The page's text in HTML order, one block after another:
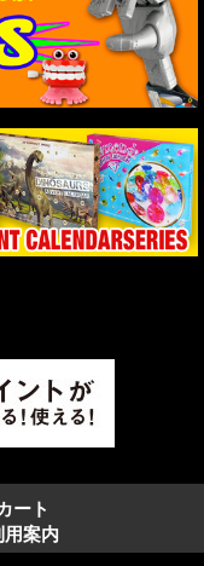
ート
用案内